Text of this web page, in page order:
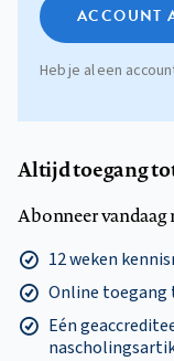
ACCOUNT
Heb je al een
Altijd toegang
Abonneer vandaag
12 weken
Online
Eén